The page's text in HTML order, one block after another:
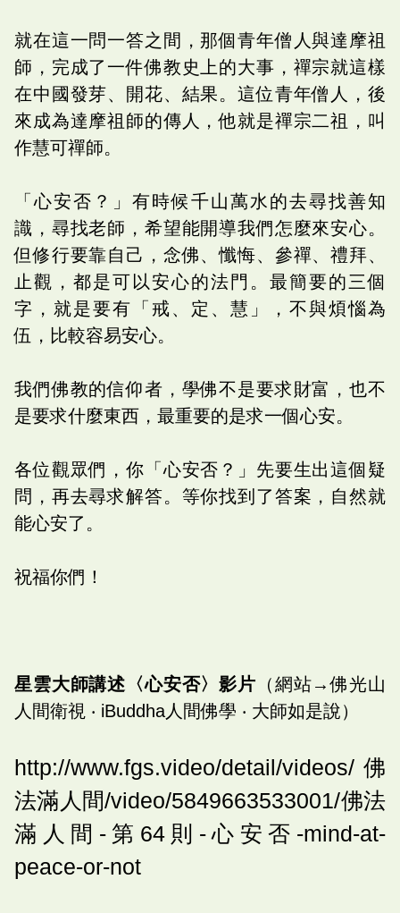
就在這一問一答之間，那個青年僧人與達摩祖
師，完成了一件佛教史上的大事，禪宗就這樣
在中國發芽、開花、結果。這位青年僧人，後
來成為達摩祖師的傳人，他就是禪宗二祖，叫
作慧可禪師。
「心安否？」有時候千山萬水的去尋找善知
識，尋找老師，希望能開導我們怎麼來安心。
但修行要靠自己，念佛、懺悔、參禪、禮拜、
止觀，都是可以安心的法門。最簡要的三個
字，就是要有「戒、定、慧」，不與煩惱為
伍，比較容易安心。
我們佛教的信仰者，學佛不是要求財富，也不
是要求什麼東西，最重要的是求一個心安。
各位觀眾們，你「心安否？」先要生出這個疑
問，再去尋求解答。等你找到了答案，自然就
能心安了。
祝福你們！
星雲大師講述〈心安否〉影片 （網站→佛光山
人間衛視 ‧ iBuddha人間佛學 ‧ 大師如是說）
http://www.fgs.video/detail/videos/佛
法滿人間/video/5849663533001/佛法
滿人間-第64則-心安否-mind-at-
peace-or-not